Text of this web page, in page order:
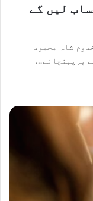
لیں گے
شاہ محمود
پرپہنچانے…